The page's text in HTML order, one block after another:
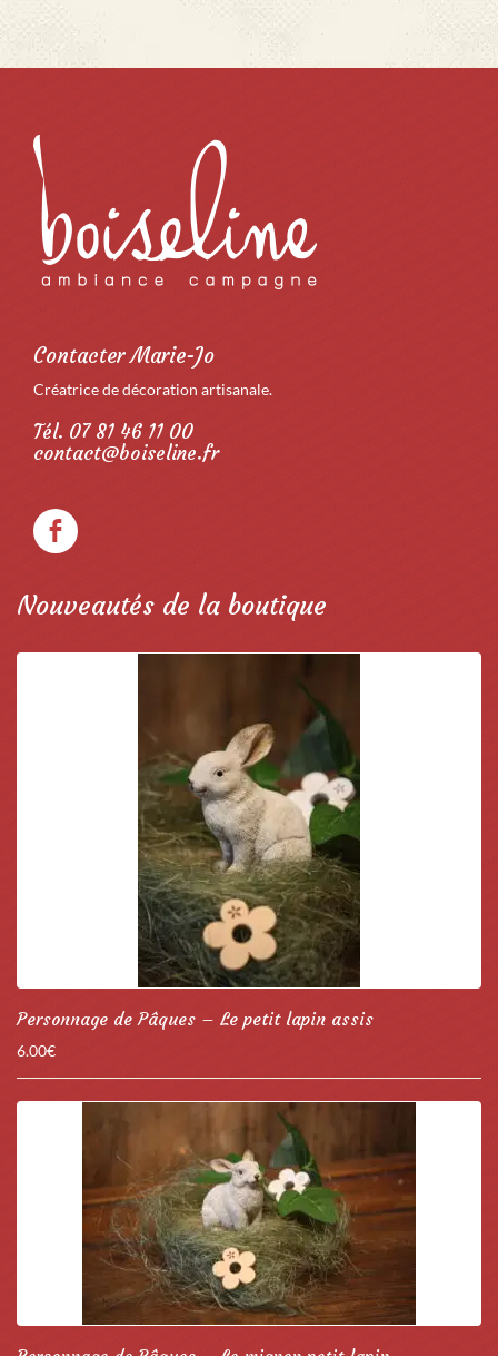
Contacter Marie-Jo
Créatrice de décoration artisanale.
Tél. 07 81 46 11 00
contact@boiseline.fr
Nouveautés de la boutique
Personnage de Pâques – Le petit lapin assis
6.00€